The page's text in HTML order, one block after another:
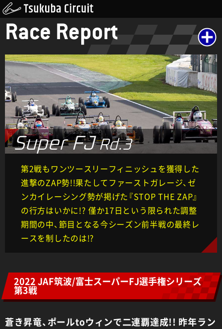
Race Report
Super FJRd.3
第2戦もワンツースリーフィニッシュを獲得した
進撃のZAP勢!!果たしてファーストガレージ、ゼ
ンカイレーシング勢が掲げた『STOP THE ZAP』
の行方はいかに!? 僅か17日という限られた調整
期間の中、節目となる今シーズン前半戦の最終レ
ースを制したのは!?
2022 JAF筑波/富士スーパーFJ選手権シリーズ
第3戦
蒼き昇竜、ポールtoウィンで二連覇達成!! 昨年ラン